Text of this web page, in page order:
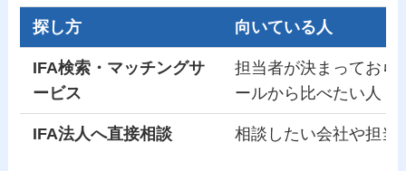
探し方 向いている人
IFA検索・マッチングサ
ービス
担当者が決まっておら
ールから比べたい人
IFA法人へ直接相談 相談したい会社や担当